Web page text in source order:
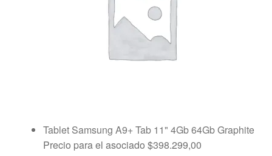
Tablet Samsung A9+ Tab 11" 4Gb 64Gb Graphite
Precio para el asociado $398.299,00